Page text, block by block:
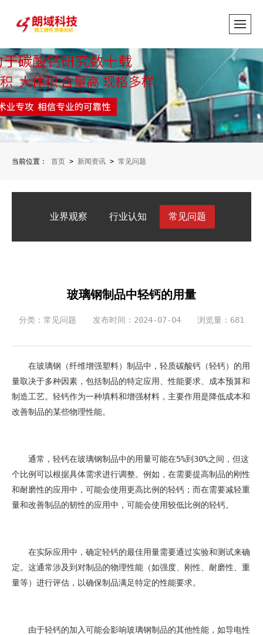
当前位置： 首页 > 新闻资讯 > 常见问题
业界观察 行业认知 常见问题
玻璃钢制品中轻钙的用量
分类：常见问题 发布时间：2024-07-04 浏览量：681
在玻璃钢（纤维增强塑料）制品中，轻质碳酸钙（轻钙）的用
量取决于多种因素，包括制品的特定应用、性能要求、成本预算和
制造工艺。轻钙作为一种填料和增强材料，主要作用是降低成本和
改善制品的某些物理性能。
通常，轻钙在玻璃钢制品中的用量可能在5%到30%之间，但这
个比例可以根据具体需求进行调整。例如，在需要提高制品的刚性
和耐磨性的应用中，可能会使用更高比例的轻钙；而在需要减轻重
量和改善制品的韧性的应用中，可能会使用较低比例的轻钙。
在实际应用中，确定轻钙的最佳用量需要通过实验和测试来确
定。这通常涉及到对制品的物理性能（如强度、刚性、耐磨性、重
量等）进行评估，以确保制品满足特定的性能要求。
由于轻钙的加入可能会影响玻璃钢制品的其他性能，如导电性